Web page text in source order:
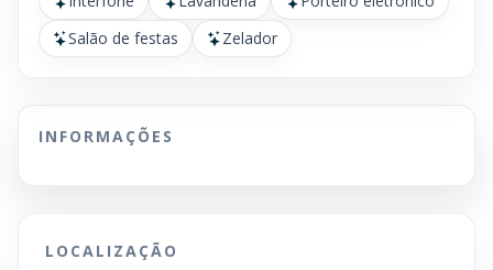
Salão de festas
Zelador
INFORMAÇÕES
LOCALIZAÇÃO